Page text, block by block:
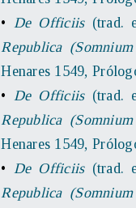
• De Officiis(trad.
Republica
Henares 1549,
• De Officiis(trad.
Republica
Henares 1549,
• De Officiis(trad.
Republica